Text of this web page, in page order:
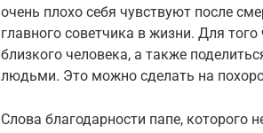
очень плохо себя чувствуют после
главного советчика в жизни. Для
близкого человека, а также
людьми. Это можно сделать на
Слова благодарности папе, которого